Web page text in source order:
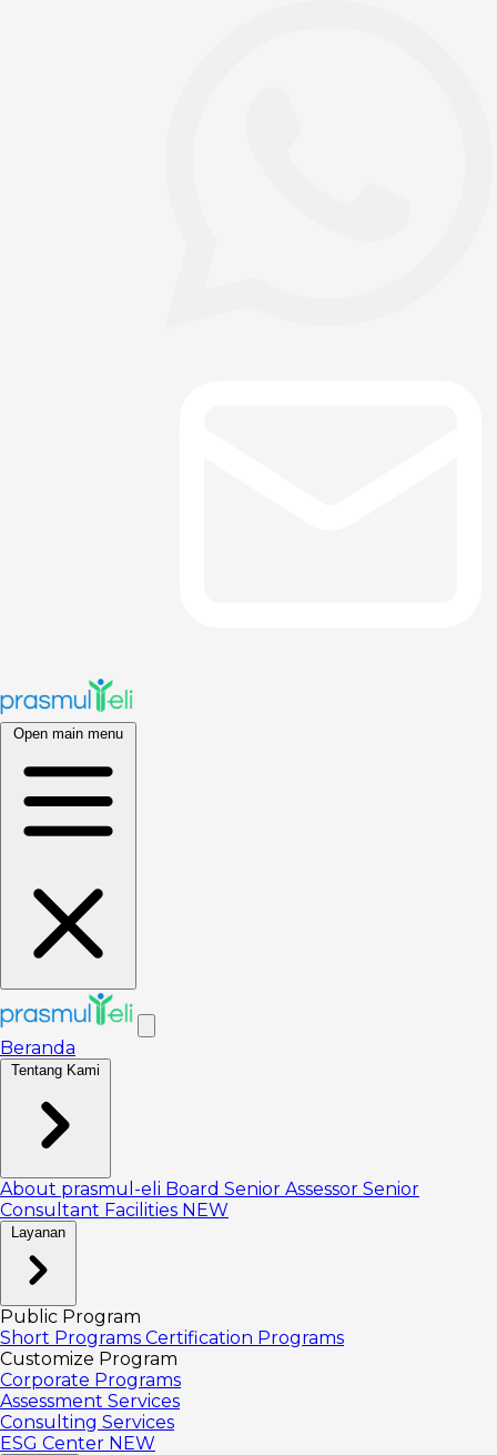
Open main menu
Beranda
Tentang Kami
About prasmul-eli Board Senior Assessor Senior
Consultant Facilities NEW
Layanan
Public Program
Short Programs Certification Programs
Customize Program
Corporate Programs
Assessment Services
Consulting Services
ESG Center NEW